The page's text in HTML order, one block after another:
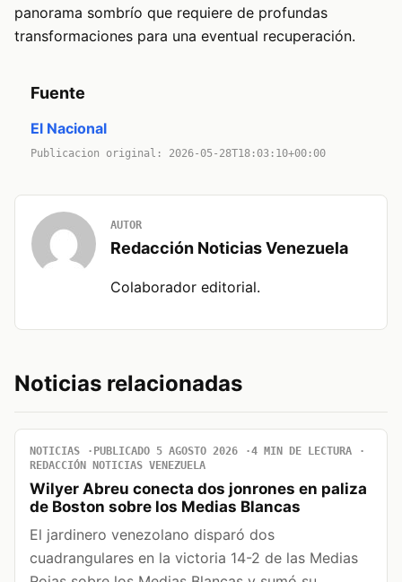
panorama sombrío que requiere de profundas
transformaciones para una eventual recuperación.
Fuente
El Nacional
Publicacion original: 2026-05-28T18:03:10+00:00
AUTOR
Redacción Noticias Venezuela
Colaborador editorial.
Noticias relacionadas
NOTICIAS PUBLICADO 5 AGOSTO 2026
4 MIN DE LECTURA
REDACCIÓN NOTICIAS VENEZUELA
Wilyer Abreu conecta dos jonrones en paliza
de Boston sobre los Medias Blancas
El jardinero venezolano disparó dos
cuadrangulares en la victoria 14-2 de las Medias